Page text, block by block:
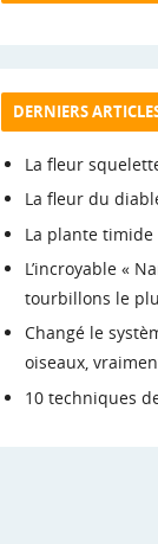
DERNIERS
La fleur
La fleur du
La plante timide
L’incroyable «
tourbillons le
Changé le
oiseaux,
10 techniques